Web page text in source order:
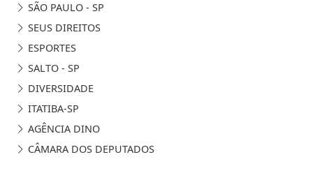
SÃO PAULO - SP
SEUS DIREITOS
ESPORTES
SALTO - SP
DIVERSIDADE
ITATIBA-SP
AGÊNCIA DINO
CÂMARA DOS DEPUTADOS